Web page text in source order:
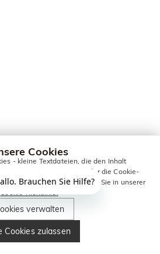
Cookies
- kleine Textdateien, die den Inhalt
alle Cookies zulassen oder die Cookie-
Informationen erhalten Sie in unserer
Cookie-Richtlinie.
verwalten
Cookies zulassen